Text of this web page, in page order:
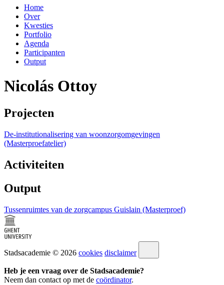
Home
Over
Kwesties
Portfolio
Agenda
Participanten
Output
Nicolás Ottoy
Projecten
De-institutionalisering van woonzorgomgevingen
(Masterproefatelier)
Activiteiten
Output
Tussenruimtes van de zorgcampus Guislain (Masterproef)
Stadsacademie © 2026 cookies disclaimer
Heb je een vraag over de Stadsacademie?
Neem dan contact op met de coördinator.